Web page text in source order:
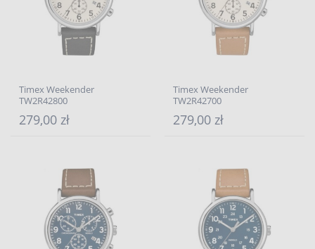
Timex Weekender
TW2R42800
279,00 zł
Timex Weekender
TW2R42700
279,00 zł